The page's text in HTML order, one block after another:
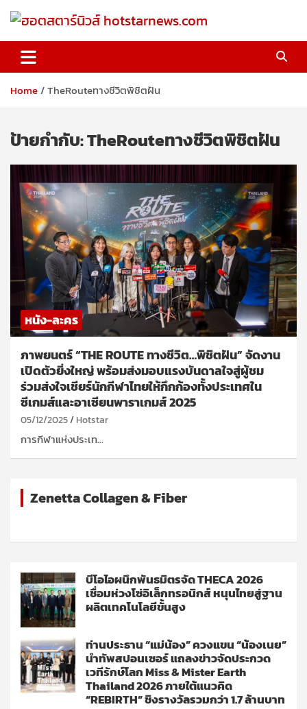
ฮอตสตาร์นิวส์ hotstarnews.com
Home TheRouteทางชีวิตพิชิตฝัน
ป้ายกำกับ:TheRouteทางชีวิตพิชิตฝัน
หนัง-ละคร
ภาพยนตร์ “THE ROUTE ทางชีวิต…พิชิตฝัน” จัดงาน
เปิดตัวยิ่งใหญ่ พร้อมส่งมอบแรงบันดาลใจสู่ผู้ชม
ร่วมส่งใจเชียร์นักกีฬาไทยให้กึกก้องทั้งประเทศใน
ซีเกมส์และอาเซียนพาราเกมส์ 2025
05/12/2025 Hotstar
การกีฬาแห่งประเท…
Zenetta Collagen & Fiber
บีโอไอผนึกพันธมิตรจัด THECA 2026
เชื่อมห่วงโซ่อิเล็กทรอนิกส์ หนุนไทยสู่ฐาน
ผลิตเทคโนโลยีขั้นสูง
ท่านประธาน “แม่น้อง” ควงแขน “น้องเนย”
นำทัพสปอนเซอร์ แถลงข่าวจัดประกวด
เวทีรักษ์โลก Miss & Mister Earth
Thailand 2026 ภายใต้แนวคิด
“REBIRTH” ชิงรางวัลรวมกว่า 1.7 ล้านบาท